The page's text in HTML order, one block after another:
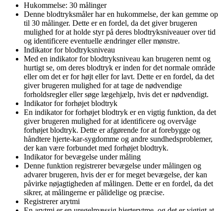
Hukommelse: 30 målinger
Denne blodtryksmåler har en hukommelse, der kan gemme op
til 30 målinger. Dette er en fordel, da det giver brugeren
mulighed for at holde styr på deres blodtryksniveauer over tid
og identificere eventuelle ændringer eller mønstre.
Indikator for blodtryksniveau
Med en indikator for blodtryksniveau kan brugeren nemt og
hurtigt se, om deres blodtryk er inden for det normale område
eller om det er for højt eller for lavt. Dette er en fordel, da det
giver brugeren mulighed for at tage de nødvendige
forholdsregler eller søge lægehjælp, hvis det er nødvendigt.
Indikator for forhøjet blodtryk
En indikator for forhøjet blodtryk er en vigtig funktion, da det
giver brugeren mulighed for at identificere og overvåge
forhøjet blodtryk. Dette er afgørende for at forebygge og
håndtere hjerte-kar-sygdomme og andre sundhedsproblemer,
der kan være forbundet med forhøjet blodtryk.
Indikator for bevægelse under måling
Denne funktion registrerer bevægelse under målingen og
advarer brugeren, hvis der er for meget bevægelse, der kan
påvirke nøjagtigheden af ​​målingen. Dette er en fordel, da det
sikrer, at målingerne er pålidelige og præcise.
Registrerer arytmi